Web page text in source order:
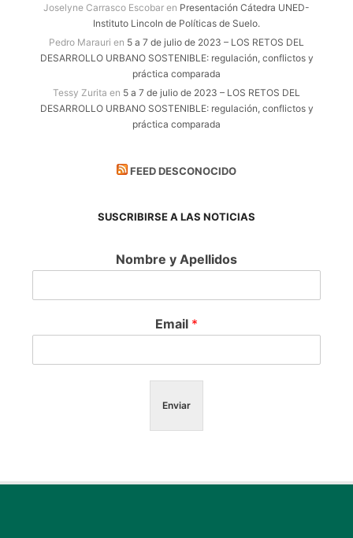
Joselyne Carrasco Escobar en Presentación Cátedra UNED-
Instituto Lincoln de Políticas de Suelo.
Pedro Marauri en 5 a 7 de julio de 2023 – LOS RETOS DEL
DESARROLLO URBANO SOSTENIBLE: regulación, conflictos y
práctica comparada
Tessy Zurita en 5 a 7 de julio de 2023 – LOS RETOS DEL
DESARROLLO URBANO SOSTENIBLE: regulación, conflictos y
práctica comparada
FEED DESCONOCIDO
SUSCRIBIRSE A LAS NOTICIAS
Nombre y Apellidos
Email *
Enviar